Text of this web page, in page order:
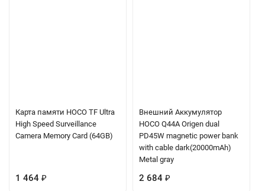
Карта памяти HOCO TF Ultra
High Speed Surveillance
Camera Memory Card (64GB)
1 464 ₽
Внешний Аккумулятор
HOCO Q44A Origen dual
PD45W magnetic power bank
with cable dark(20000mAh)
Metal gray
2 684 ₽